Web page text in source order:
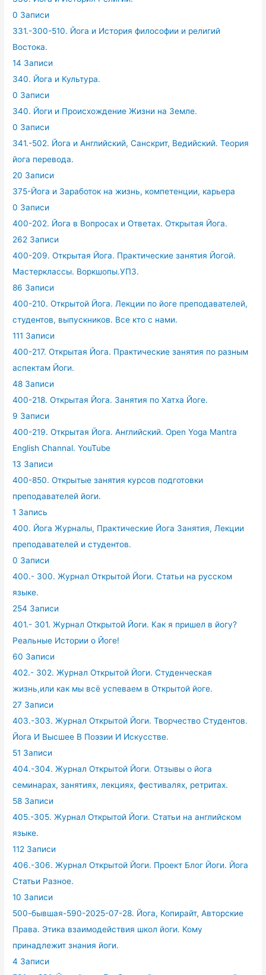
0 Записи
331.-300-510. Йога и История философии и религий
Востока.
14 Записи
340. Йога и Культура.
0 Записи
340. Йоги и Происхождение Жизни на Земле.
0 Записи
341.-502. Йога и Английский, Санскрит, Ведийский. Теория
йога перевода.
20 Записи
375-Йога и Заработок на жизнь, компетенции, карьера
0 Записи
400-202. Йога в Вопросах и Ответах. Открытая Йога.
262 Записи
400-209. Открытая Йога. Практические занятия Йогой.
Мастерклассы. Воркшопы.УПЗ.
86 Записи
400-210. Открытой Йога. Лекции по йоге преподавателей,
студентов, выпускников. Все кто с нами.
111 Записи
400-217. Открытая Йога. Практические занятия по разным
аспектам Йоги.
48 Записи
400-218. Открытая Йога. Занятия по Хатха Йоге.
9 Записи
400-219. Открытая Йога. Английский. Open Yoga Mantra
English Channal. YouTube
13 Записи
400-850. Открытые занятия курсов подготовки
преподавателей йоги.
1 Запись
400. Йога Журналы, Практические Йога Занятия, Лекции
преподавателей и студентов.
0 Записи
400.- 300. Журнал Открытой Йоги. Статьи на русском
языке.
254 Записи
401.- 301. Журнал Открытой Йоги. Как я пришел в йогу?
Реальные Истории о Йоге!
60 Записи
402.- 302. Журнал Открытой Йоги. Студенческая
жизнь,или как мы всё успеваем в Открытой йоге.
27 Записи
403.-303. Журнал Открытой Йоги. Творчество Студентов.
Йога И Высшее В Поэзии И Искусстве.
51 Записи
404.-304. Журнал Открытой Йоги. Отзывы о йога
семинарах, занятиях, лекциях, фестивалях, ретритах.
58 Записи
405.-305. Журнал Открытой Йоги. Статьи на английском
языке.
112 Записи
406.-306. Журнал Открытой Йоги. Проект Блог Йоги. Йога
Статьи Разное.
10 Записи
500-бывшая-590-2025-07-28. Йога, Копирайт, Авторские
Права. Этика взаимодействия школ йоги. Кому
принадлежит знания йоги.
4 Записи